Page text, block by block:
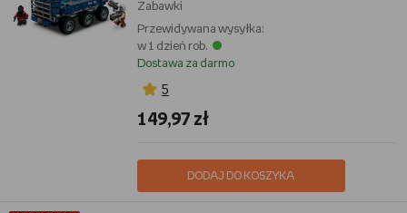
Zabawki
Przewidywana wysyłka:
w 1 dzień rob.
Dostawa za darmo
5
149,97 zł
DODAJ DO KOSZYKA